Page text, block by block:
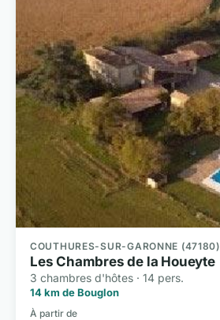
COUTHURES-SUR-GARONNE (47180)
Les Chambres de la Houeyte
3 chambres d'hôtes · 14 pers.
14 km de Bouglon
À partir de